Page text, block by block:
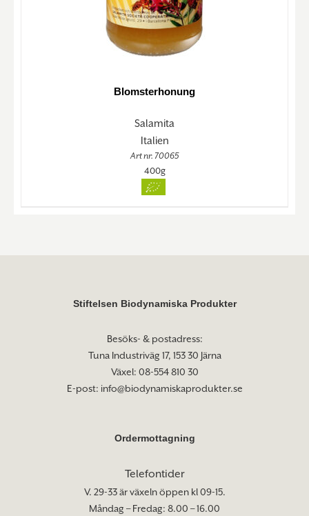
Blomsterhonung
Salamita
Italien
Art nr. 70065
400g
Stiftelsen Biodynamiska Produkter
Besöks- & postadress:
Tuna Industriväg 17, 153 30 Järna
Växel: 08-554 810 30
E-post: info@biodynamiskaprodukter.se
Ordermottagning
Telefontider
V. 29-33 är växeln öppen kl 09-15.
Måndag – Fredag: 8.00 – 16.00